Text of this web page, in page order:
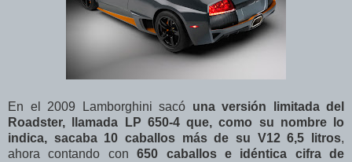
En el 2009 Lamborghini sacó una versión limitada del
Roadster, llamada LP 650-4 que, como su nombre lo
indica, sacaba 10 caballos más de su V12 6,5 litros,
ahora contando con650 caballos e idéntica cifra de